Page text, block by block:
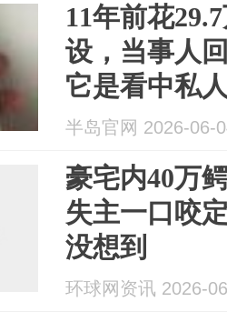
11年前花
设，当事人
它是看中私
半岛官网 2026-06-
豪宅内40万
失主一口咬
没想到
环球网资讯 2026-